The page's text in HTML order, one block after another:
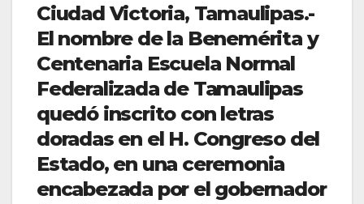
Ciudad Victoria, Tamaulipas.-
El nombre de la Benemérita y
Centenaria Escuela Normal
Federalizada de Tamaulipas
quedó inscrito con letras
doradas en el H. Congreso del
Estado, en una ceremonia
encabezada por el gobernador